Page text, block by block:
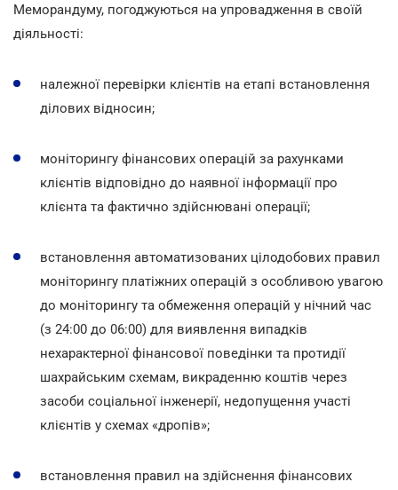
Меморандуму, погоджуються на упровадження в своїй
діяльності:
належної перевірки клієнтів на етапі встановлення
ділових відносин;
моніторингу фінансових операцій за рахунками
клієнтів відповідно до наявної інформації про
клієнта та фактично здійснювані операції;
встановлення автоматизованих цілодобових правил
моніторингу платіжних операцій з особливою увагою
до моніторингу та обмеження операцій у нічний час
(з 24:00 до 06:00) для виявлення випадків
нехарактерної фінансової поведінки та протидії
шахрайським схемам, викраденню коштів через
засоби соціальної інженерії, недопущення участі
клієнтів у схемах «дропів»;
встановлення правил на здійснення фінансових